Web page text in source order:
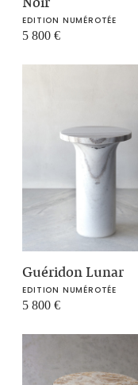
EDITION NUMÉROTÉE
5 800€
Guéridon Lunar
EDITION NUMÉROTÉE
5 800€